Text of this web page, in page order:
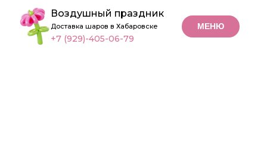
МЕНЮ
Воздушный праздник
Доставка шаров в Хабаровске
+7 (929)-405-06-79